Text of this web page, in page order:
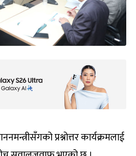
प्रश्नोत्तर कार्यक्रमलाई